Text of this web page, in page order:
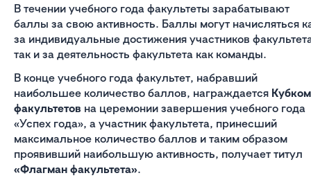
В течении учебного года факультеты зарабатывают
баллы за свою активность. Баллы могут начисляться
за индивидуальные достижения участников
так и за деятельность факультета как команды.
В конце учебного года факультет, набравший
наибольшее количество баллов, награждается Кубком
факультетов на церемонии завершения учебного года
«Успех года», а участник факультета, принесший
максимальное количество баллов и таким образом
проявивший наибольшую активность, получает титул
«Флагман факультета».